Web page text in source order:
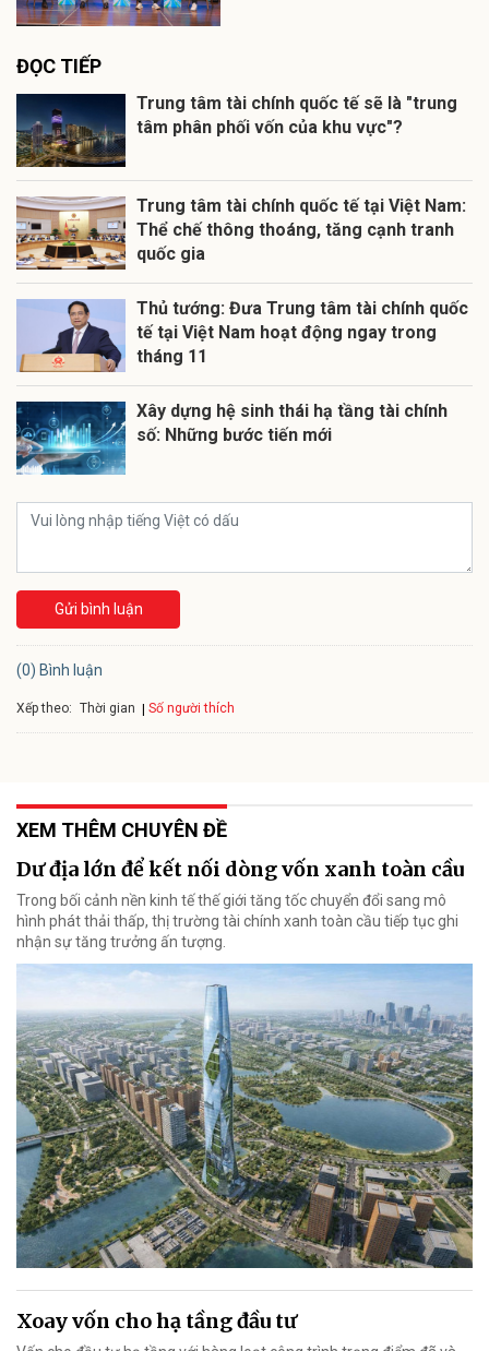
ĐỌC TIẾP
Trung tâm tài chính quốc tế sẽ là "trung
tâm phân phối vốn của khu vực"?
Trung tâm tài chính quốc tế tại Việt Nam:
Thể chế thông thoáng, tăng cạnh tranh
quốc gia
Thủ tướng: Đưa Trung tâm tài chính quốc
tế tại Việt Nam hoạt động ngay trong
tháng 11
Xây dựng hệ sinh thái hạ tầng tài chính
số: Những bước tiến mới
Gửi bình luận
(0) Bình luận
Xếp theo: Thời gian Số người thích
XEM THÊM CHUYÊN ĐỀ
Dư địa lớn để kết nối dòng vốn xanh toàn cầu
Trong bối cảnh nền kinh tế thế giới tăng tốc chuyển đổi sang mô
hình phát thải thấp, thị trường tài chính xanh toàn cầu tiếp tục ghi
nhận sự tăng trưởng ấn tượng.
Xoay vốn cho hạ tầng đầu tư